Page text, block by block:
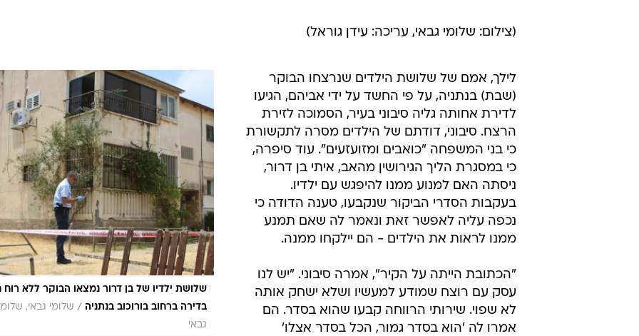
(צילום: שלומי גבאי, עריכה: עידן גוראל)
שלושת ילדיו של בן דרור נמצאו הבוקר ללא רוח
בדירה ברחוב בורוכוב בנתניה / שלומי גבאי,
גבאי
לילך, אמם של שלושת הילדים שנרצחו הבוקר
(שבת) בנתניה, על פי החשד על ידי אביהם, הגיעו
לדירת אחותה גליה סיבוני בעיר, הסמוכה לזירת
הרצח. סיבוני, דודתם של הילדים מסרה לתקשורת
כי בני המשפחה "כואבים ומזועזעים". עוד סיפרה,
כי במסגרת הליך הגירושין מהאב, איתי בן דרור,
ניסתה האם למנוע ממנו להיפגש עם ילדיו.
בעקבות הסדרי הביקור שנקבעו, טענה הדודה כי
נכפה עליה לאפשר זאת ונאמר לה שאם תמנע
ממנו לראות את הילדים - הם יילקחו ממנה.
"הכתובת הייתה על הקיר", אמרה סיבוני. "יש לנו
עסק עם רוצח שמודע למעשיו ושלא ישחק אותה
לא שפוי. שירותי הרווחה קבעו שהוא בסדר. הם
אמרו לה 'הוא בסדר גמור, הכל בסדר אצלו'